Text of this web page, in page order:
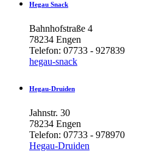
Hegau Snack
Bahnhofstraße 4
78234 Engen
Telefon: 07733 - 927839
hegau-snack
Hegau-Druiden
Jahnstr. 30
78234 Engen
Telefon: 07733 - 978970
Hegau-Druiden